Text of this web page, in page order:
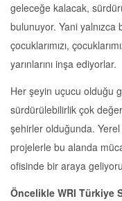
geleceğe kalacak,
bulunuyor. Yani
çocuklarımızı,
yarınlarını inşa ediyorlar.
Her şeyin uçucu olduğu
sürdürülebilirlik çok
şehirler olduğunda.
projelerle bu alanda
ofisinde bir araya
Öncelikle WRI Türkiye